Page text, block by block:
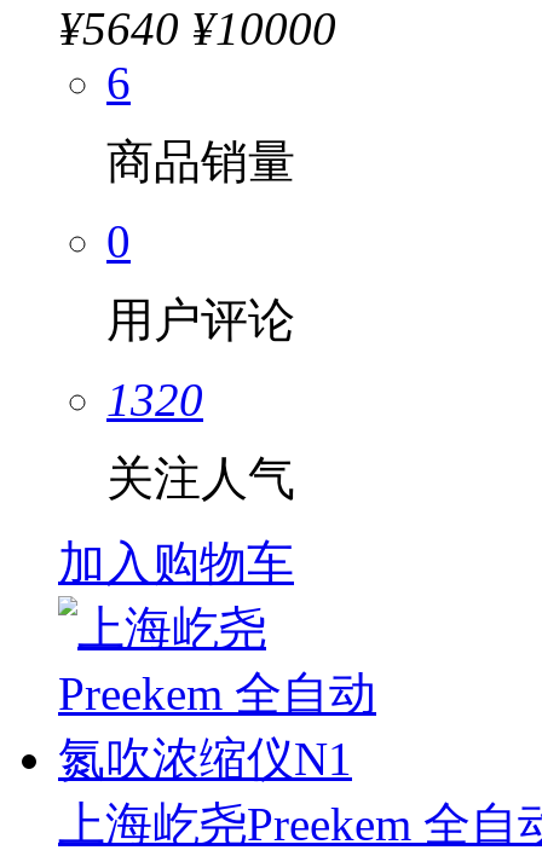
¥5640 ¥10000
6
商品销量
0
用户评论
1320
关注人气
加入购物车
上海屹尧Preekem 全